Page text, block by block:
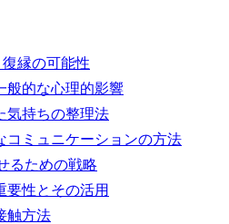
縁の可能性
般的な心理的影響
気持ちの整理法
コミュニケーションの方法
るための戦略
要性とその活用
触方法